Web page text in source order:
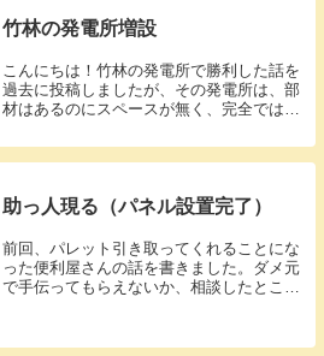
竹林の発電所増設
こんにちは！竹林の発電所で勝利した話を
過去に投稿しましたが、その発電所は、部
材はあるのにスペースが無く、完全では無
81.6kwしか設置できていない状態。場所自
体はあるのですが、開拓しないと使えませ
助っ人現る（パネル設置完了）
前回、パレット引き取ってくれることにな
った便利屋さんの話を書きました。ダメ元
で手伝ってもらえないか、相談したとこ
列半を2人で、1日かけてパネル設置完